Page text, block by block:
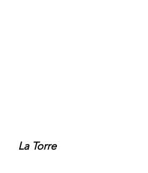
La Torre